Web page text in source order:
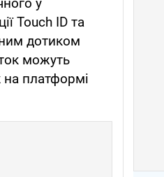
у
Touch ID та
дотиком
можуть
платформі